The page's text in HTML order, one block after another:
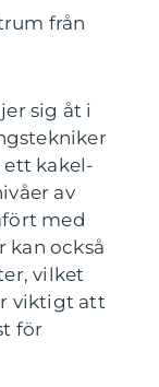
från
sig åt i
ett kakel-
av
med
kan också
vilket
viktigt att
för